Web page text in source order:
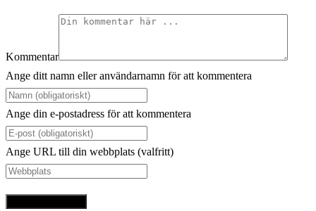
Kommentar
Ange ditt namn eller användarnamn för att kommentera
Ange din e-postadress för att kommentera
Ange URL till din webbplats (valfritt)